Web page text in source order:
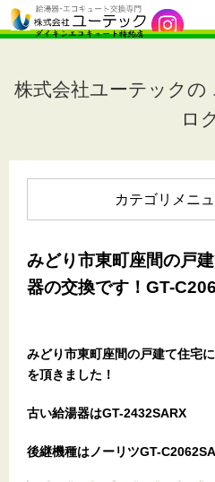
株式会社ユーテックの
ロ
カテゴリメニ
みどり市東町座間の戸
器の交換です！GT-
みどり市東町座間の戸建て住宅
を頂きました！
古い給湯器はGT-2432SARX
後継機種はノーリツGT-